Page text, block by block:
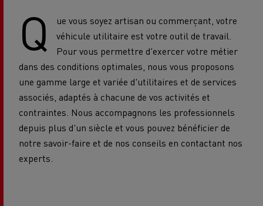
Q
ue vous soyez artisan ou commerçant, votre
véhicule utilitaire est votre outil de travail.
Pour vous permettre d'exercer votre métier
dans des conditions optimales, nous vous proposons
une gamme large et variée d'utilitaires et de services
associés, adaptés à chacune de vos activités et
contraintes. Nous accompagnons les professionnels
depuis plus d'un siècle et vous pouvez bénéficier de
notre savoir-faire et de nos conseils en contactant nos
experts.